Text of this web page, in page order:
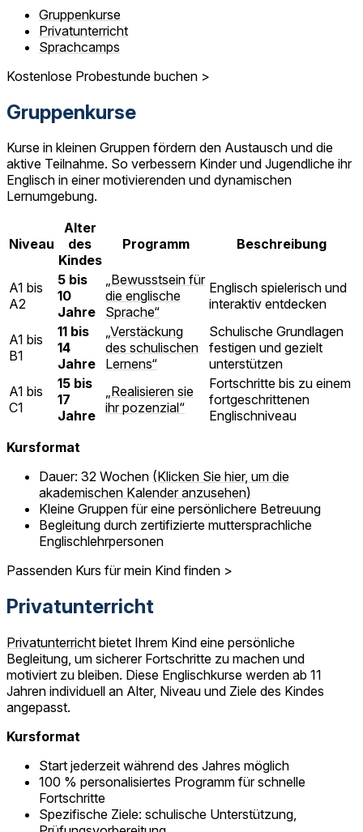
Gruppenkurse
Privatunterricht
Sprachcamps
Kostenlose Probestunde buchen >
Gruppenkurse
Kurse in kleinen Gruppen fördern den Austausch und die
aktive Teilnahme. So verbessern Kinder und Jugendliche ihr
Englisch in einer motivierenden und dynamischen
Lernumgebung.
Niveau
Alter
des
Kindes
Programm Beschreibung
A1 bis
A2
5 bis
10
Jahre
„Bewusstsein für
die englische
Sprache“
Englisch spielerisch und
interaktiv entdecken
A1 bis
B1
11 bis
14
Jahre
„Verstäckung
des schulischen
Lernens“
Schulische Grundlagen
festigen und gezielt
unterstützen
A1 bis
C1
15 bis
17
Jahre
„Realisieren sie
ihr pozenzial“
Fortschritte bis zu einem
fortgeschrittenen
Englischniveau
Kursformat
Dauer: 32 Wochen (Klicken Sie hier, um die
akademischen Kalender anzusehen)
Kleine Gruppen für eine persönlichere Betreuung
Begleitung durch zertifizierte muttersprachliche
Englischlehrpersonen
Passenden Kurs für mein Kind finden >
Privatunterricht
Privatunterricht bietet Ihrem Kind eine persönliche
Begleitung, um sicherer Fortschritte zu machen und
motiviert zu bleiben. Diese Englischkurse werden ab 11
Jahren individuell an Alter, Niveau und Ziele des Kindes
angepasst.
Kursformat
Start jederzeit während des Jahres möglich
100 % personalisiertes Programm für schnelle
Fortschritte
Spezifische Ziele: schulische Unterstützung,